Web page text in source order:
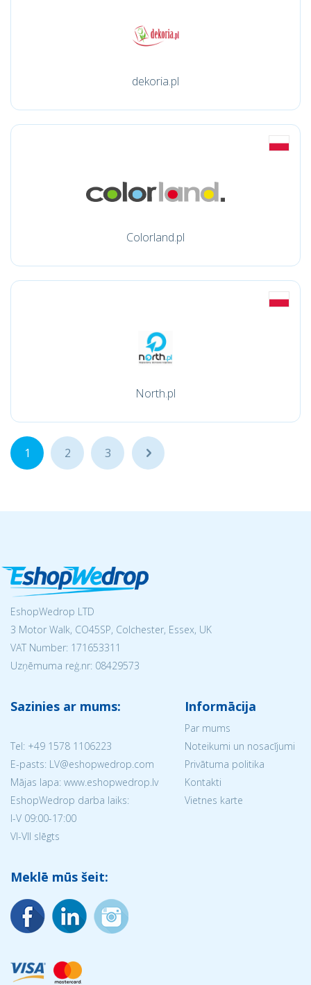
dekoria.pl
Colorland.pl
North.pl
1 2 3 ...
EshopWedrop LTD
3 Motor Walk, CO45SP, Colchester, Essex, UK
VAT Number: 171653311
Uzņēmuma reģ.nr: 08429573
Sazinies ar mums:
Tel: +49 1578 1106223
E-pasts: LV@eshopwedrop.com
Mājas lapa: www.eshopwedrop.lv
EshopWedrop darba laiks:
I-V 09:00-17:00
VI-VII slēgts
Informācija
Par mums
Noteikumi un nosacījumi
Privātuma politika
Kontakti
Vietnes karte
Meklē mūs šeit: